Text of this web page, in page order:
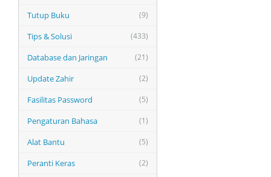
(9)
Tutup Buku
(433)
Tips & Solusi
(21)
Database dan Jaringan
(2)
Update Zahir
(5)
Fasilitas Password
(1)
Pengaturan Bahasa
(5)
Alat Bantu
(2)
Peranti Keras